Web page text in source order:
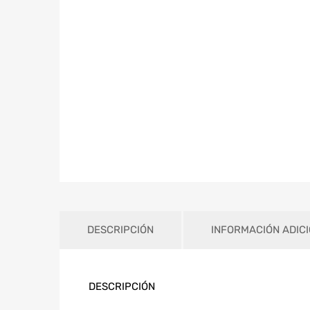
DESCRIPCIÓN INFORMACIÓN
DESCRIPCIÓN